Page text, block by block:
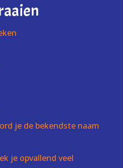
je de bekendste naam
je opvallend veel